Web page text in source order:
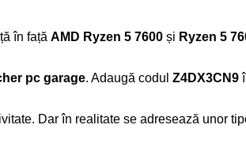
în față AMD Ryzen 5 7600 și Ryzen 5
pc garage. Adaugă codul Z4DX3CN9
Dar în realitate se adresează unor